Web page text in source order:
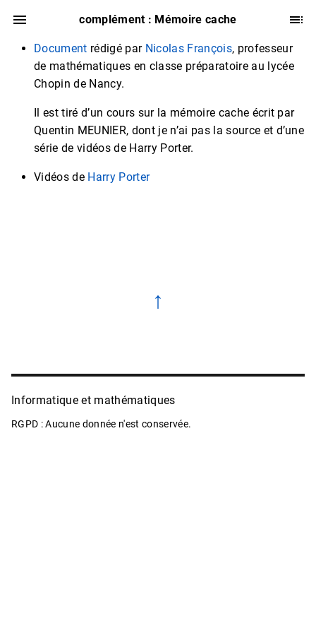
complément : Mémoire cache
Document rédigé par Nicolas François, professeur
de mathématiques en classe préparatoire au lycée
Chopin de Nancy.
Il est tiré d’un cours sur la mémoire cache écrit par
Quentin MEUNIER, dont je n’ai pas la source et d’une
série de vidéos de Harry Porter.
Vidéos de Harry Porter
↑
Informatique et mathématiques
RGPD : Aucune donnée n'est conservée.